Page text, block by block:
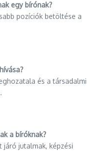
egy bírónak?
pozíciók betöltése a
és a társadalmi
a bíróknak?
járó jutalmak, képzési